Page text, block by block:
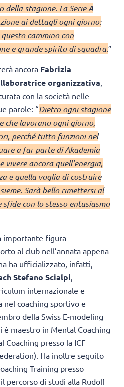
della stagione. La Serie A
ai dettagli ogni giorno:
cammino con
e grande spirito di squadra.”
ancora Fabrizia
organizzativa,
con la società nelle
parole: “Dietro ogni stagione
che lavorano ogni giorno,
perché tutto funzioni nel
a far parte di Akademia
vivere ancora quell’energia,
e quella voglia di costruire
Sarà bello rimettersi al
con lo stesso entusiasmo
importante figura
al club nell’annata appena
ha ufficializzato, infatti,
Stefano Scialpi
internazionale e
nel coaching sportivo e
della Swiss E-modeling
è maestro in Mental Coaching
Coaching presso la ICF
Ha inoltre seguito
Training presso
percorso di studi alla Rudolf